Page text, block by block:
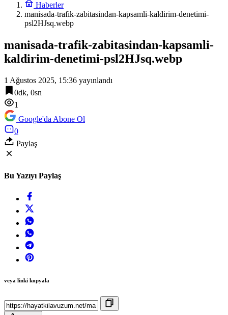
Haberler
manisada-trafik-zabitasindan-kapsamli-kaldirim-denetimi-
psl2HJsq.webp
manisada-trafik-zabitasindan-kapsamli-
kaldirim-denetimi-psl2HJsq.webp
1 Ağustos 2025, 15:36 yayınlandı
0dk, 0sn
1
Google'da Abone Ol
0
Paylaş
Bu Yazıyı Paylaş
veya linki kopyala